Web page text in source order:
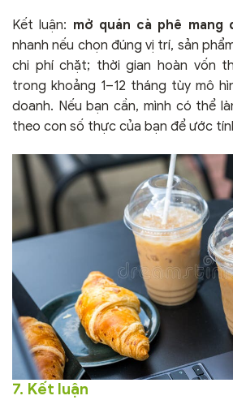
Kết luận: mở quán cà phê mang
nhanh nếu chọn đúng vị trí, sản
chi phí chặt; thời gian hoàn vốn
trong khoảng 1–12 tháng tùy mô
doanh. Nếu bạn cần, mình có thể
theo con số thực của bạn để ước
7. Kết luận